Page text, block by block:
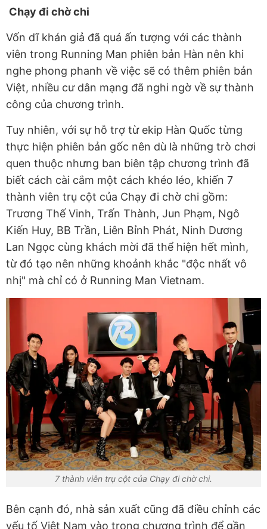
Chạy đi chờ chi
Vốn dĩ khán giả đã quá ấn tượng với các thành
viên trong Running Man phiên bản Hàn nên khi
nghe phong phanh về việc sẽ có thêm phiên bản
Việt, nhiều cư dân mạng đã nghi ngờ về sự thành
công của chương trình.
Tuy nhiên, với sự hỗ trợ từ ekip Hàn Quốc từng
thực hiện phiên bản gốc nên dù là những trò chơi
quen thuộc nhưng ban biên tập chương trình đã
biết cách cài cắm một cách khéo léo, khiến 7
thành viên trụ cột của Chạy đi chờ chi gồm:
Trương Thế Vinh, Trấn Thành, Jun Phạm, Ngô
Kiến Huy, BB Trần, Liên Bỉnh Phát, Ninh Dương
Lan Ngọc cùng khách mời đã thể hiện hết mình,
từ đó tạo nên những khoảnh khắc "độc nhất vô
nhị" mà chỉ có ở Running Man Vietnam.
7 thành viên trụ cột của Chạy đi chờ chi.
Bên cạnh đó, nhà sản xuất cũng đã điều chỉnh các
yếu tố Việt Nam vào trong chương trình để gần